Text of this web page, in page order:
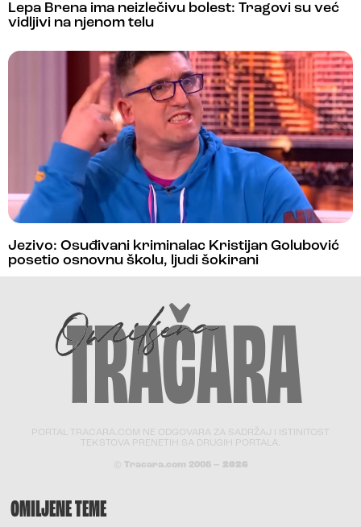
Lepa Brena ima neizlečivu bolest: Tragovi su već
vidljivi na njenom telu
Jezivo: Osuđivani kriminalac Kristijan Golubović
posetio osnovnu školu, ljudi šokirani
PORTAL TRACARA.COM NE ODGOVARA ZA SADRŽAJ I ISTINITOST
TEKSTOVA PRENETIH SA DRUGIH PORTALA.
© Tracara.com 2008 – 2026
OMILJENE TEME